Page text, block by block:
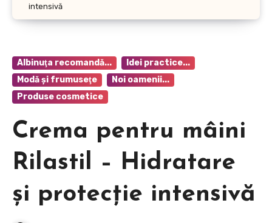
intensivă
Albinuţa recomandă...
Idei practice...
Modă şi frumuseţe
Noi oamenii...
Produse cosmetice
Crema pentru mâini
Rilastil – Hidratare
și protecție intensivă